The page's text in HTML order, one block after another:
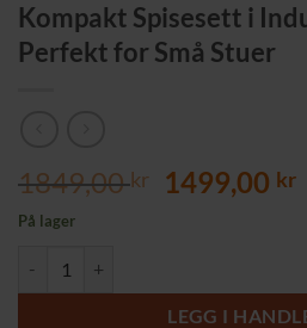
Kompakt Spisesett i
Perfekt for Små Stuer
1849,00kr
Opprinnelig
1499,00 kr
På lager
LEGG I